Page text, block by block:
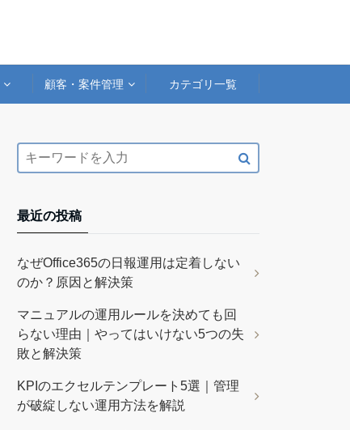
顧客・案件管理 カテゴリ一覧
最近の投稿
なぜOffice365の日報運用は定着しない
のか？原因と解決策
マニュアルの運用ルールを決めても回
らない理由｜やってはいけない5つの失
敗と解決策
KPIのエクセルテンプレート5選｜管理
が破綻しない運用方法を解説